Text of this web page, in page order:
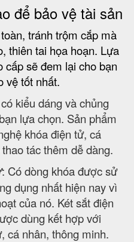
để bảo vệ tài sản
tránh trộm cắp mà
thiên tai họa hoạn. Lựa
cấp sẽ đem lại cho bạn
vệ tốt nhất.
kiểu dáng và chủng
lựa chọn. Sản phẩm
khóa điện tử, cá
tác thêm dễ dàng.
: Có dòng khóa được sử
dụng nhất hiện nay vì
của nó. Két sắt điện
dùng kết hợp với
cá nhân, thông minh.